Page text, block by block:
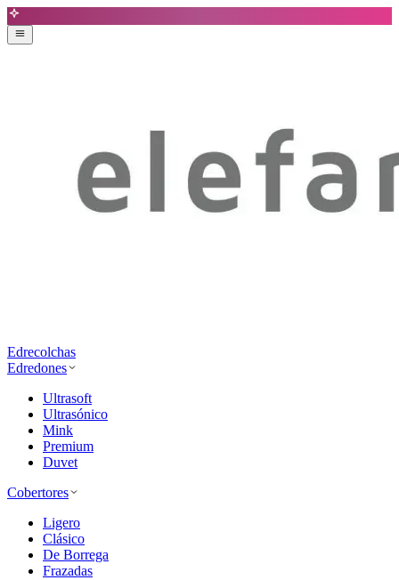
Edrecolchas
Edredones
Ultrasoft
Ultrasónico
Mink
Premium
Duvet
Cobertores
Ligero
Clásico
De Borrega
Frazadas